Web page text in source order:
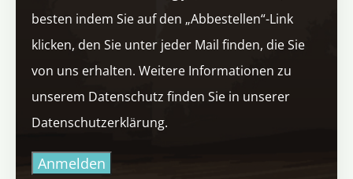
besten indem Sie auf den „Abbestellen“-Link
klicken, den Sie unter jeder Mail finden, die Sie
von uns erhalten. Weitere Informationen zu
unserem Datenschutz finden Sie in unserer
Datenschutzerklärung.
Anmelden